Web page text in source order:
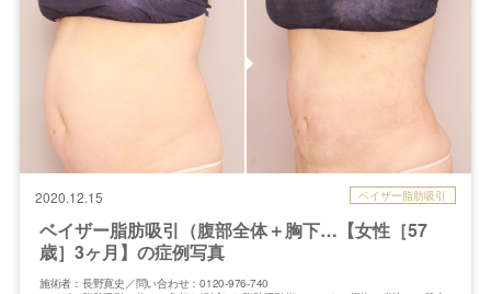
2020.12.15 ベイザー脂肪吸引
ベイザー脂肪吸引（腹部全体＋胸下…【女性［57
歳］3ヶ月】の症例写真
施術者：長野寛史／問い合わせ：0120-976-740